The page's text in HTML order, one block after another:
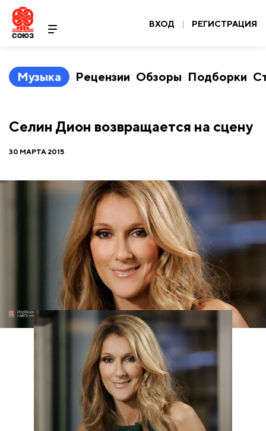
ВХОД | РЕГИСТРАЦИЯ
Музыка Рецензии Обзоры Подборки
Селин Дион возвращается на сцену
30 МАРТА 2015